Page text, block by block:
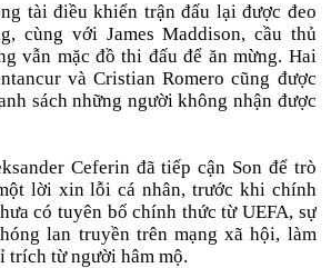
tài điều khiển trận đấu lại được đeo
cùng với James Maddison, cầu thủ
vẫn mặc đồ thi đấu để ăn mừng. Hai
và Cristian Romero cũng được
sách những người không nhận được
Ceferin đã tiếp cận Son để trò
lời xin lỗi cá nhân, trước khi chính
có tuyên bố chính thức từ UEFA, sự
lan truyền trên mạng xã hội, làm
trích từ người hâm mộ.